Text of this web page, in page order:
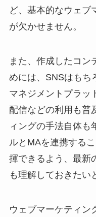
ど、基本的なウェブ
が欠かせません。
また、作成したコン
めには、SNSはもち
マネジメントプラッ
配信などの利用も普
ィングの手法自体も
ルとMAを連携する
揮できるよう、最新
も理解しておきたい
ウェブマーケティン